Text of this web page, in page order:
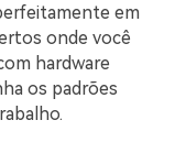
em
onde você
hardware
os padrões